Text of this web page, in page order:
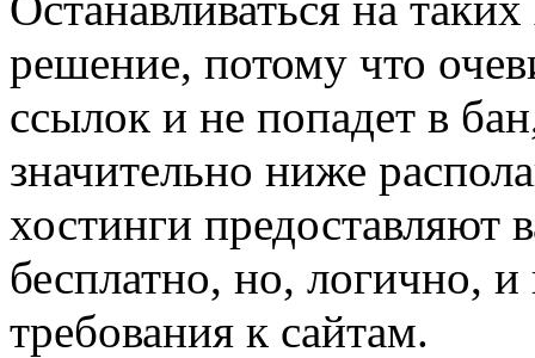
решение, потому что
ссылок и не попадет в
значительно ниже
хостинги предоставляют
бесплатно, но, логично,
требования к сайтам.